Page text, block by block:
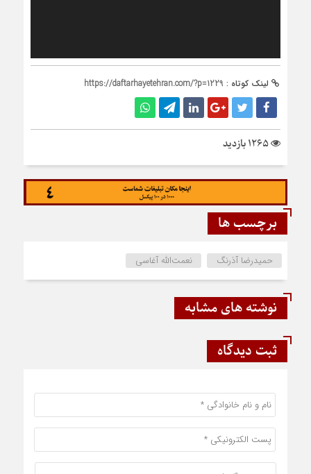
لینک کوتاه : https://daftarhayetehran.com/?p=1229
برچسب ها
حمیدرضا آذرنگ نعمت‌الله آغاسی
نوشته های مشابه
ثبت دیدگاه